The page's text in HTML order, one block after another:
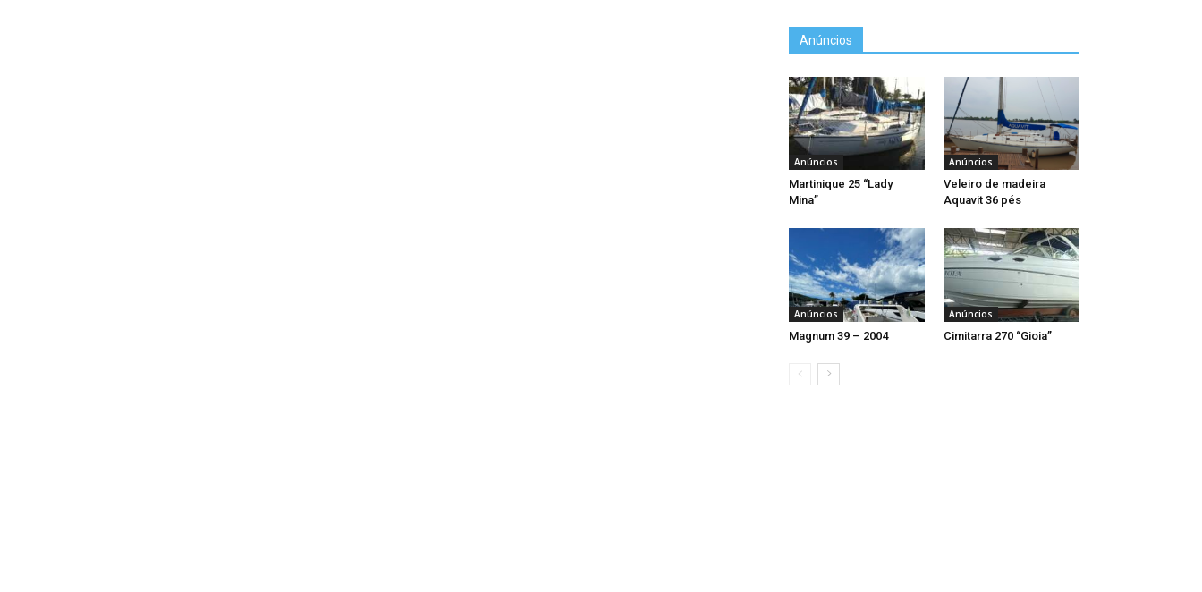
Anúncios
Anúncios
Martinique 25 “Lady
Mina”
Anúncios
Veleiro de madeira
Aquavit 36 pés
Anúncios
Magnum 39 – 2004
Anúncios
Cimitarra 270 “Gioia”